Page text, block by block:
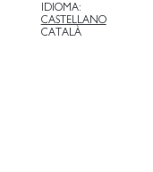
IDIOMA:
CASTELLANO
CATALÀ